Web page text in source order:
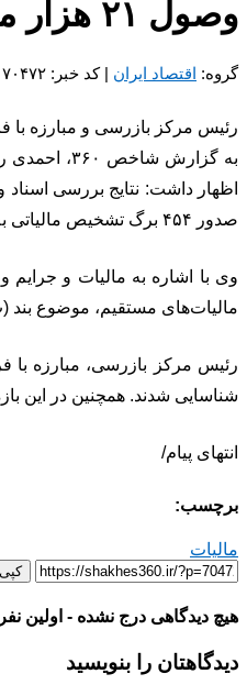
وصول ۲۱ هزار میلیارد ریال از محل مبارزه با فرار مالیاتی در اردیبهشت‌
گروه: اقتصاد ایران | کد خبر: ۷۰۴۷۲ | تاریخ: ۱۷ خرداد ۱۴۰۵ - ۱۵:۳۰
رئیس مرکز بازرسی و مبارزه با فرار مالیاتی سازمان امور
صدور ۴۵۴ برگ تشخیص مالیاتی به مبلغ بیش از ۲ هزار و ۶۱۹ میلیارد ریال و ۲۰۱ برگ قطعی به مبلغ بیش از ۶۴۱ میلیارد ریال شده است.
مالیات‌های مستقیم، موضوع بند (ب) ماده (۳۶) قانون مالیات بر ارزش افزوده و همچنین بند (ب) ماده (۲۲) قانون پایانه‌های فروشگاهی و سامانه
شناسایی شدند. همچنین در این بازه زمانی، ۱۳۶۴ گزارش مردمی در حوزه فرار
انتهای پیام/
برچسب:
مالیات
هیچ دیدگاهی درج نشده - اولین
دیدگاهتان را بنویسید